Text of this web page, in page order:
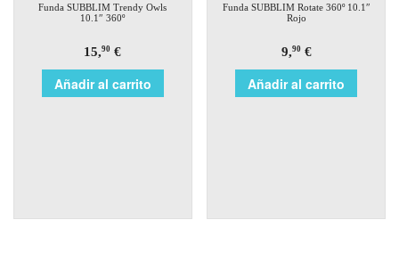
Funda SUBBLIM Trendy Owls
10.1″ 360º
15,90 €
Añadir al carrito
Funda SUBBLIM Rotate 360º 10.1″
Rojo
9,90€
Añadir al carrito